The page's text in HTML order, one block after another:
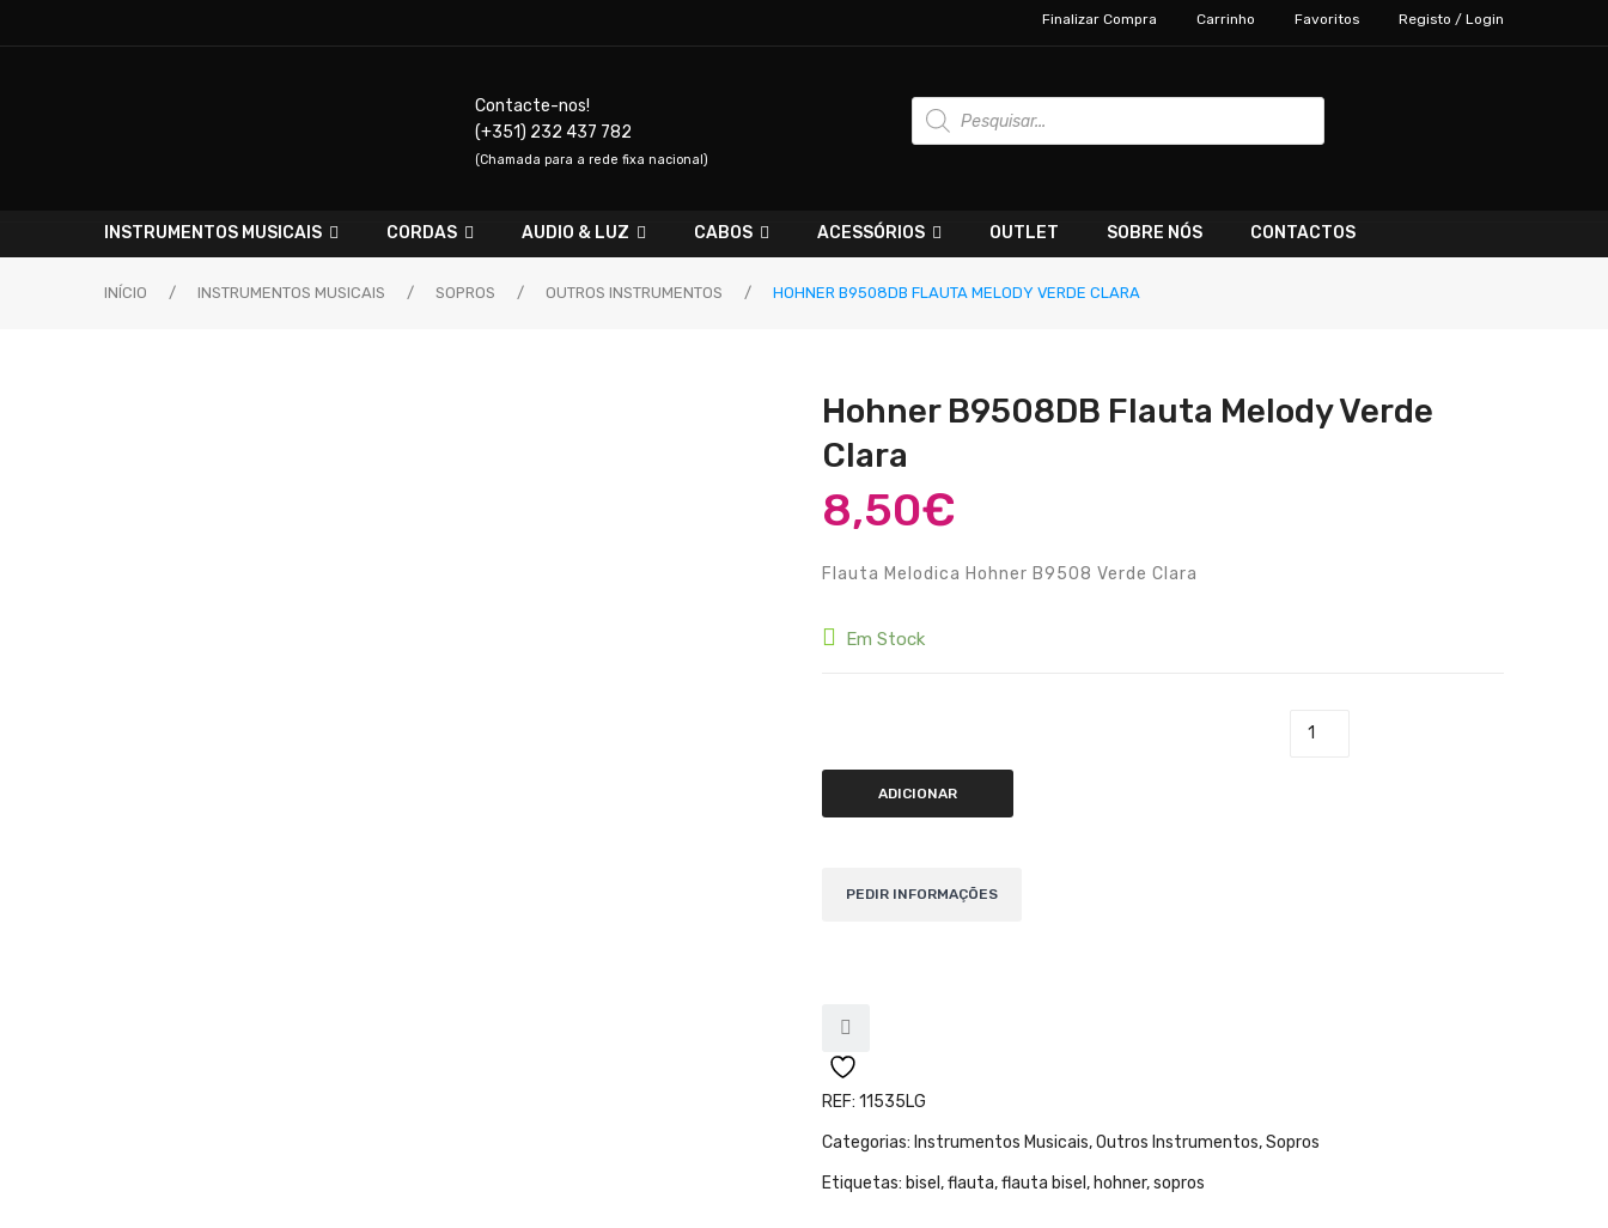
Finalizar Compra Carrinho Favoritos Registo / Login
Contacte-nos!
(+351) 232 437 782
(Chamada para a rede fixa nacional)
Products
search
INSTRUMENTOS MUSICAIS CORDAS AUDIO & LUZ CABOS ACESSÓRIOS OUTLET SOBRE NÓS CONTACTOS
INÍCIO / INSTRUMENTOS MUSICAIS / SOPROS / OUTROS INSTRUMENTOS / HOHNER B9508DB FLAUTA MELODY VERDE CLARA
Hohner B9508DB Flauta Melody Verde
Clara
8,50€
Flauta Melodica Hohner B9508 Verde Clara
Em Stock
ADICIONAR
REF: 11535LG
Categorias: Instrumentos Musicais,Outros Instrumentos,Sopros
Etiquetas: bisel ,flauta,flauta bisel , hohner,sopros